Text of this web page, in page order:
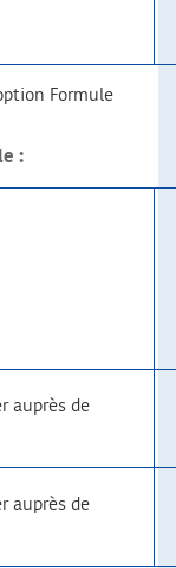
Formule
:
auprès de
auprès de